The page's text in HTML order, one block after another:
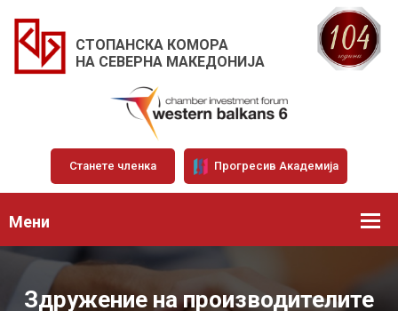
СТОПАНСКА КОМОРА
НА СЕВЕРНА МАКЕДОНИЈА
Станете членка Прогресив Академија
Мени
Здружение на производителите